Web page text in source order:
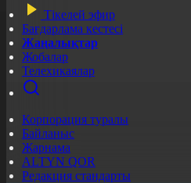
Тікелей эфир
Бағдарлама кестесі
Жаңалықтар
Жобалар
Телехикаялар
Корпорация туралы
Байланыс
Жарнама
ALTYN QOR
Редакция стандарты